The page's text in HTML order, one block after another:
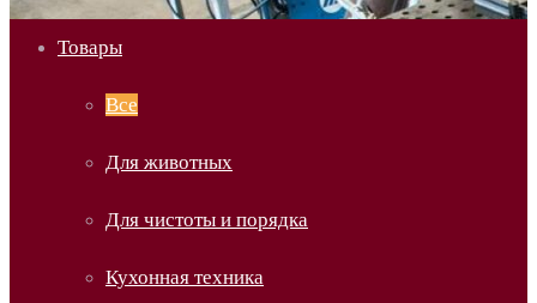
Товары
Все
Для животных
Для чистоты и порядка
Кухонная техника